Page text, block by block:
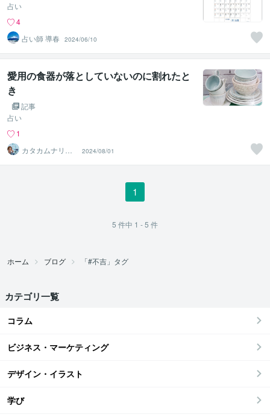
占い
4
占い師 導春
2024/06/10
愛用の食器が落としていないのに割れたと
き
記事
占い
1
カタカムナリー
ディングさなミ
2024/08/01
1
5 件中 1 - 5 件
ホーム ブログ 「#不吉」タグ
カテゴリ一覧
コラム
ビジネス・マーケティング
デザイン・イラスト
学び